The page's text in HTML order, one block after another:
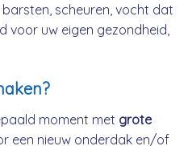
scheuren, vocht dat
voor uw eigen gezondheid,
moment met grote
een nieuw onderdak en/of